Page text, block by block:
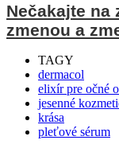
Nečakajte na
zmenou a
TAGY
dermacol
elixír pre očné
jesenné
krása
pleťové sérum